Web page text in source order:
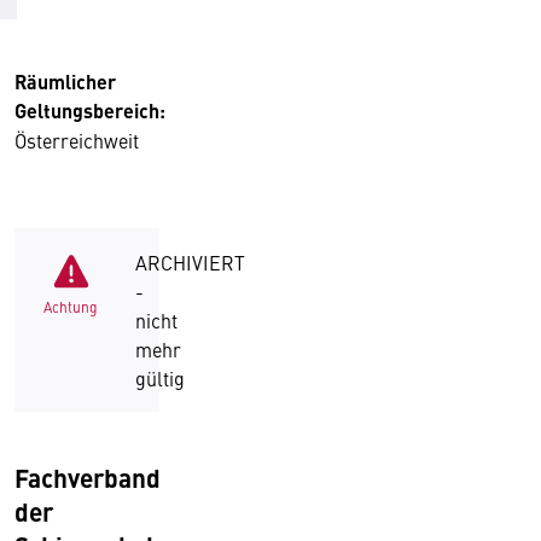
Räumlicher
Geltungsbereich:
Österreichweit
Achtung
ARCHIVIERT
-
nicht
mehr
gültig
Fachverband
der